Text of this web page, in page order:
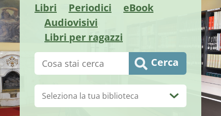
Libri Periodici
eBook
Audiovisivi
Libri per ragazzi
Cerca su "Catalogo" Cerca
Biblioteca: